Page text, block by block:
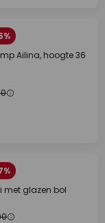
Ailina, hoogte 36
met glazen bol